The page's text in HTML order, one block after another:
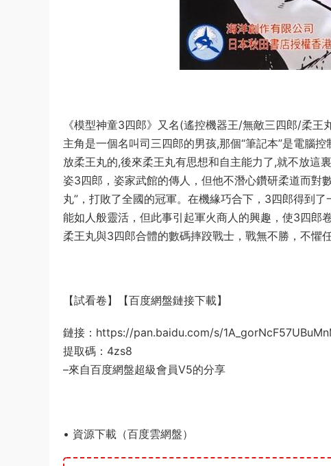
《模型神童3四郎》又名(遙控機器王/無敵三四郎/柔王
主角是一個名叫司三四郎的男孩,那個“筆記本”是電腦
放柔王丸的,後來柔王丸有思想和自主能力了,就不放這裏
姿3四郎，姿家武館的傳人，但他不潛心鑽研柔道而對
丸”，打敗了全國的冠軍。在機緣巧合下，3四郎得到
能如人般靈活，但此事引起軍火商人的興趣，使3四
柔王丸與3四郎合體的數碼摔跤戰士，戰無不勝，不懼
【試看卷】【百度網盤鏈接下載】
鏈接：https://pan.baidu.com/s/
提取碼：4zs8
–來自百度網盤超級會員V5的分享
• 資源下載（百度雲網盤）